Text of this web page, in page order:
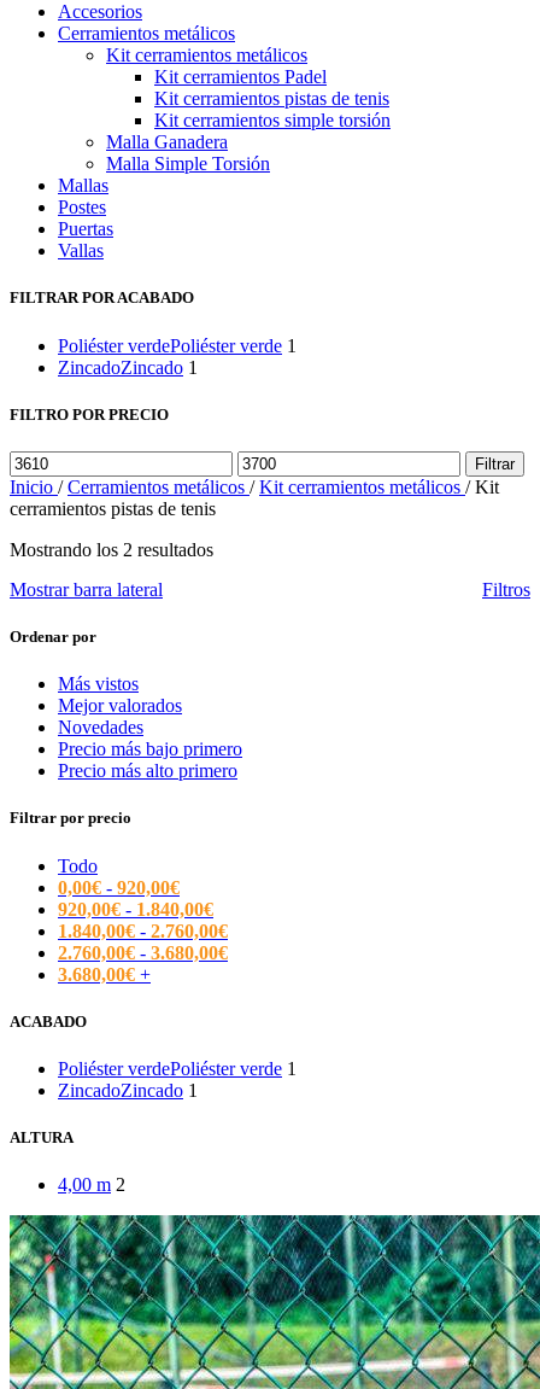
Accesorios
Cerramientos metálicos
Kit cerramientos metálicos
Kit cerramientos Padel
Kit cerramientos pistas de tenis
Kit cerramientos simple torsión
Malla Ganadera
Malla Simple Torsión
Mallas
Postes
Puertas
Vallas
FILTRAR POR ACABADO
Poliéster verdePoliéster verde 1
ZincadoZincado 1
FILTRO POR PRECIO
Precio
mínimo
Precio
máximo
Filtrar
Inicio / Cerramientos metálicos / Kit cerramientos metálicos / Kit
cerramientos pistas de tenis
Mostrando los 2 resultados
Mostrar barra lateral
Filtros
Ordenar por
Más vistos
Mejor valorados
Novedades
Precio más bajo primero
Precio más alto primero
Filtrar por precio
Todo
0,00€ - 920,00€
920,00€ - 1.840,00€
1.840,00€ - 2.760,00€
2.760,00€ - 3.680,00€
3.680,00€ +
ACABADO
Poliéster verdePoliéster verde 1
ZincadoZincado 1
ALTURA
4,00 m 2